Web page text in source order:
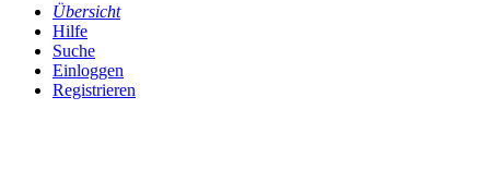
Übersicht
Hilfe
Suche
Einloggen
Registrieren